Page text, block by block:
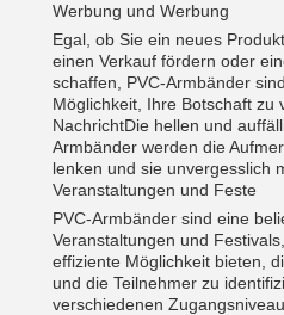
Werbung und Werbung
Egal, ob Sie ein neues
einen Verkauf fördern oder
schaffen, PVC-Armbänder
Möglichkeit, Ihre Botschaft zu
NachrichtDie hellen und
Armbänder werden die
lenken und sie unvergesslich
Veranstaltungen und Feste
PVC-Armbänder sind eine
Veranstaltungen und
effiziente Möglichkeit bieten,
und die Teilnehmer zu
verschiedenen